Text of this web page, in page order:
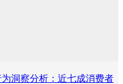
洞察分析：近七成消费者